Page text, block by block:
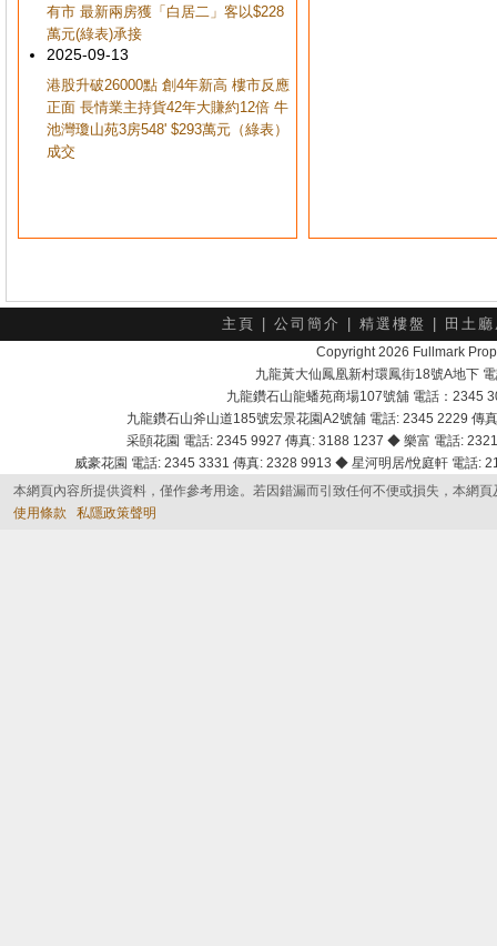
有市 最新兩房獲「白居二」客以$228
萬元(綠表)承接
2025-09-13
港股升破26000點 創4年新高 樓市反應
正面 長情業主持貨42年大賺約12倍 牛
池灣瓊山苑3房548' $293萬元（綠表）
成交
主頁 公司簡介 精選樓盤 田土
Copyright 2026 Fullmark
九龍黃大仙鳳凰新村環鳳街18號A地下
九龍鑽石山龍蟠苑商場107號舖 電話：2345
九龍鑽石山斧山道185號宏景花園A2號舖 電話: 2345 2229
采頣花園 電話: 2345 9927 傳真: 3188 1237 ◆ 樂富 電話:
威豪花園 電話: 2345 3331 傳真: 2328 9913 ◆ 星河明居/悅庭軒 電話
本網頁內容所提供資料，僅作參考用途。若因錯漏而引致任何不便或損失，本網
使用條款
私隱政策聲明